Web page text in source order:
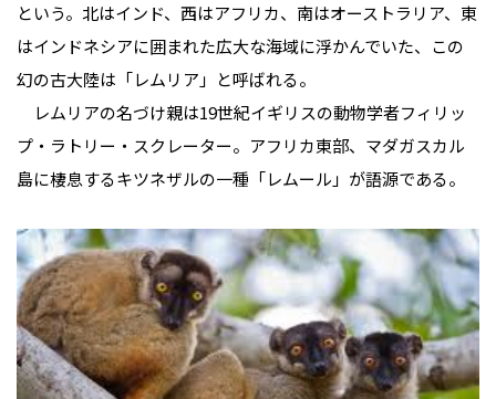
という。北はインド、西はアフリカ、南はオーストラリア、東
はインドネシアに囲まれた広大な海域に浮かんでいた、この
幻の古大陸は「レムリア」と呼ばれる。
レムリアの名づけ親は19世紀イギリスの動物学者フィリッ
プ・ラトリー・スクレーター。アフリカ東部、マダガスカル
島に棲息するキツネザルの一種「レムール」が語源である。